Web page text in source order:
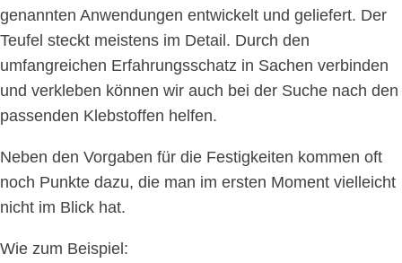
genannten Anwendungen entwickelt und geliefert. Der
Teufel steckt meistens im Detail. Durch den
umfangreichen Erfahrungsschatz in Sachen verbinden
und verkleben können wir auch bei der Suche nach den
passenden Klebstoffen helfen.
Neben den Vorgaben für die Festigkeiten kommen oft
noch Punkte dazu, die man im ersten Moment vielleicht
nicht im Blick hat.
Wie zum Beispiel: